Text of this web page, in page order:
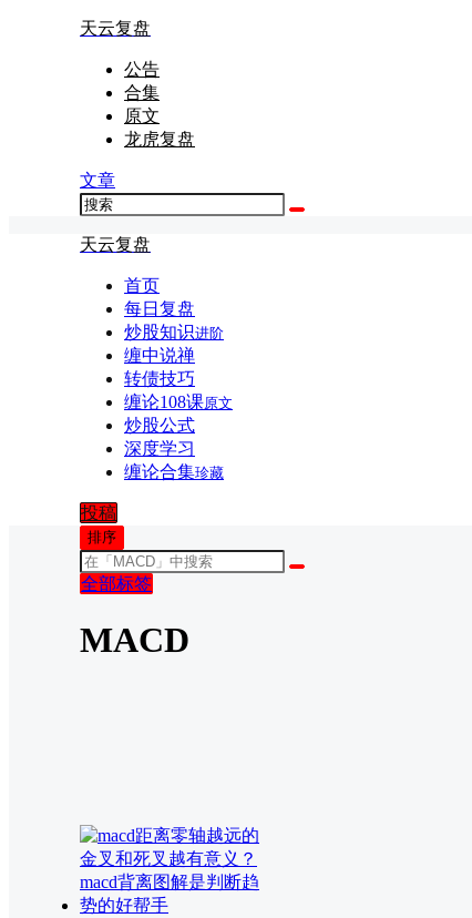
天云复盘
公告
合集
原文
龙虎复盘
文章
天云复盘
首页
每日复盘
炒股知识进阶
缠中说禅
转债技巧
缠论108课原文
炒股公式
深度学习
缠论合集珍藏
投稿
排序
全部标签
MACD